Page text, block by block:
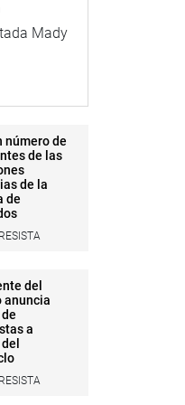
Mady
número de
de las
de la
de
del
anuncia
a